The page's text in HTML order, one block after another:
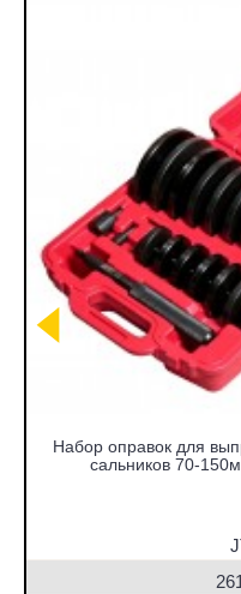
Набор оправок для
сальников 70-